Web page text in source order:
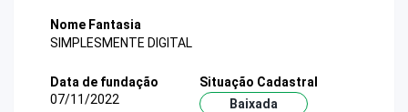
Nome Fantasia
SIMPLESMENTE DIGITAL
Data de fundação
07/11/2022
Situação Cadastral
Baixada